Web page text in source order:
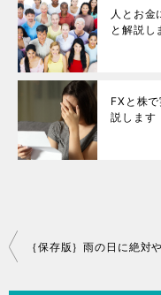
人とお金
と解説し
FXと株
説します